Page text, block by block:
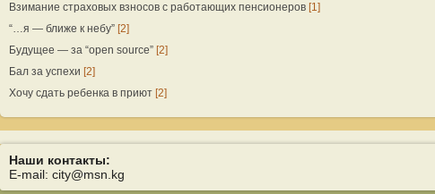
Взимание страховых взносов с работающих пенсионеров [1]
“…я — ближе к небу” [2]
Будущее — за “open source” [2]
Бал за успехи [2]
Хочу сдать ребенка в приют [2]
Наши контакты:
E-mail: city@msn.kg